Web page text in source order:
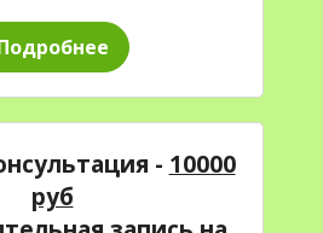
- 10000
руб